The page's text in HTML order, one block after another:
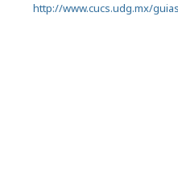
http://www.cucs.udg.mx/